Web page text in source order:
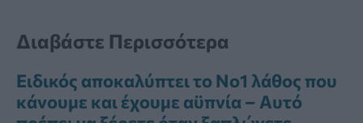
Διαβάστε Περισσότερα
Ειδικός αποκαλύπτει το Νο1 λάθος που
κάνουμε και έχουμε αϋπνία – Αυτό